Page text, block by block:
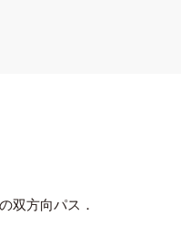
双方向パス．